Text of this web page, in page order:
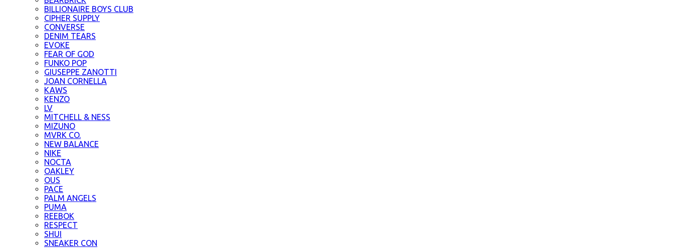
BILLIONAIRE BOYS CLUB
CIPHER SUPPLY
CONVERSE
DENIM TEARS
EVOKE
FEAR OF GOD
FUNKO POP
GIUSEPPE ZANOTTI
JOAN CORNELLA
KAWS
KENZO
LV
MITCHELL & NESS
MIZUNO
MVRK CO.
NEW BALANCE
NIKE
NOCTA
OAKLEY
OUS
PACE
PALM ANGELS
PUMA
REEBOK
RESPECT
SHUI
SNEAKER CON